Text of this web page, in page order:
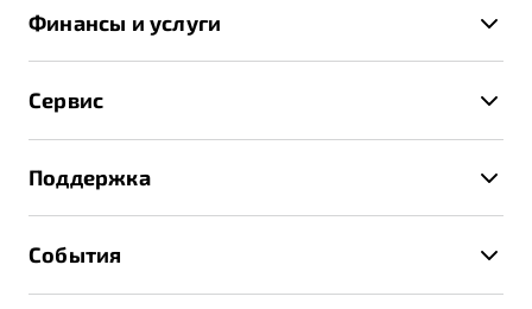
X70
Спецпредложения и Акции
Записаться на тест-драйв
Получить предложение
Финансы и услуги
Трейд-ин
Страхование
Расчет КАСКО
Сервис
Руководство по эксплуатации
Техническое обслуживание
Калькулятор ТО
Поддержка
События